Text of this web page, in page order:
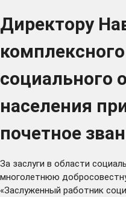
Директору
социального
населения
почетное
За заслуги в области
многолетнюю
«Заслуженный работник